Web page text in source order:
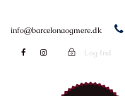
info@barcelonaogmere.dk
Log Ind